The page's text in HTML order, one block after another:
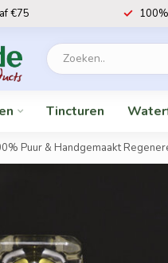
€75
Tincturen
Puur & Handgemaakt